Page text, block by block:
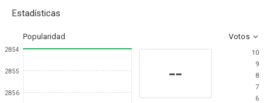
Estadísticas
Popularidad Votos
2854
2855
2856
--
10
9
8
7
6